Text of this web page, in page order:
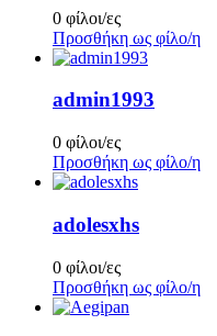
0 φίλοι/ες
Προσθήκη ως φίλο/η
admin1993
0 φίλοι/ες
Προσθήκη ως φίλο/η
adolesxhs
0 φίλοι/ες
Προσθήκη ως φίλο/η